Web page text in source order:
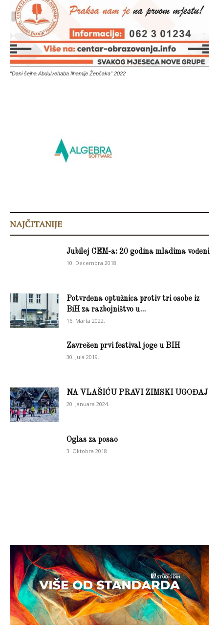
“Dani šejha Abdulvehaba Ilhamije Žepčaka” 2022
NAJČITANIJE
Jubilej CEM-a: 20 godina mladima vođeni
10. Decembra 2018.
Potvrđena optužnica protiv tri osobe iz
BiH za razbojništvo u...
16. Marta 2022.
Zavrešen prvi festival joge u BIH
30. Jula 2019.
NA VLAŠIĆU PRAVI ZIMSKI UGOĐAJ
20. Januara 2024.
Oglas za posao
3. Oktobra 2018.